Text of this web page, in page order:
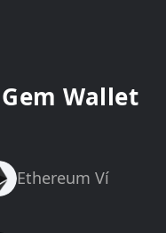
Wallet
Ethereum Ví